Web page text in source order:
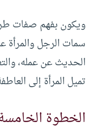
ويكون بفهم صفات
سمات الرجل
الحديث عن عمله،
تميل المرأة إلى
الخطوة